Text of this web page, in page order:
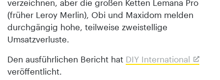
verzeichnen, aber die großen Ketten Lemana Pro
(früher Leroy Merlin), Obi und Maxidom melden
durchgängig hohe, teilweise zweistellige
Umsatzverluste.
Den ausführlichen Bericht hat DIY International
veröffentlicht.